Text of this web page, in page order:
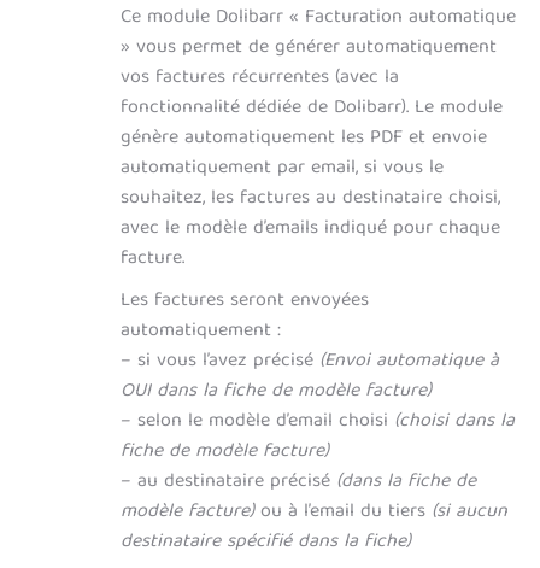
Ce module Dolibarr « Facturation automatique
» vous permet de générer automatiquement
vos factures récurrentes (avec la
fonctionnalité dédiée de Dolibarr). Le module
génère automatiquement les PDF et envoie
automatiquement par email, si vous le
souhaitez, les factures au destinataire choisi,
avec le modèle d’emails indiqué pour chaque
facture.
Les factures seront envoyées
automatiquement :
– si vous l’avez précisé (Envoi automatique à
OUI dans la fiche de modèle facture)
– selon le modèle d’email choisi (choisi dans la
fiche de modèle facture)
– au destinataire précisé (dans la fiche de
modèle facture)ou à l’email du tiers (si aucun
destinataire spécifié dans la fiche)